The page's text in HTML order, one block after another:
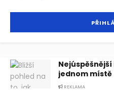
jednom místě
REKLAMA